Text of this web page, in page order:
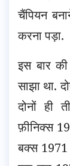
चैंपियन
करना पड़ा.
इस बार
साझा था.
दोनों ही
फ़ीनिक्स
बक्स